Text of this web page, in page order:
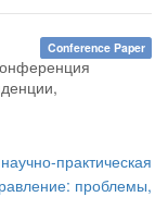
Conference Paper
практическая
проблемы,